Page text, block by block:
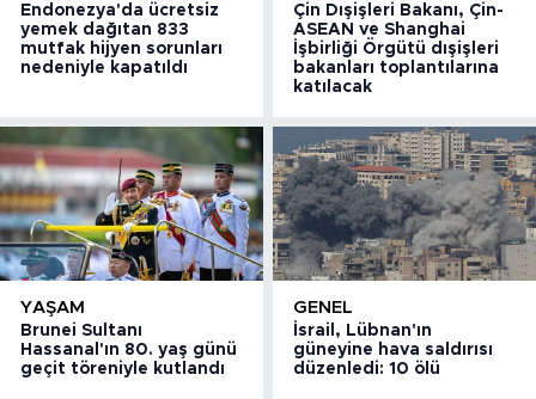
Endonezya'da ücretsiz
yemek dağıtan 833
mutfak hijyen sorunları
nedeniyle kapatıldı
Çin Dışişleri Bakanı, Çin-
ASEAN ve Shanghai
İşbirliği Örgütü dışişleri
bakanları toplantılarına
katılacak
YAŞAM
Brunei Sultanı
Hassanal'ın 80. yaş günü
geçit töreniyle kutlandı
GENEL
İsrail, Lübnan'ın
güneyine hava saldırısı
düzenledi: 10 ölü